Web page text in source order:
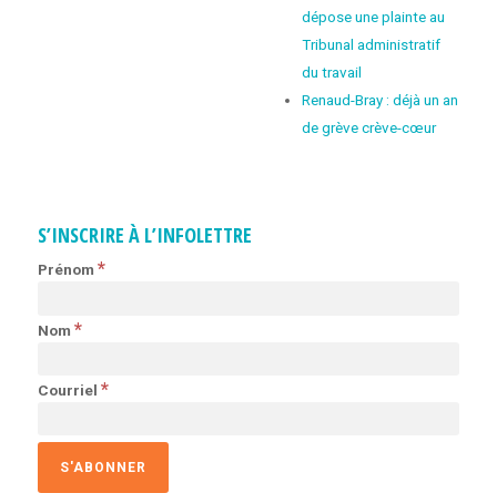
dépose une plainte au
Tribunal administratif
du travail
Renaud-Bray : déjà un an
de grève crève-cœur
S’INSCRIRE À L’INFOLETTRE
Prénom*
Nom*
Courriel*